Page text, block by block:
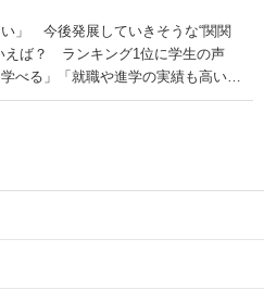
い」 今後発展していきそうな“関関
えば？ ランキング1位に学生の声
べる」「就職や進学の実績も高い」